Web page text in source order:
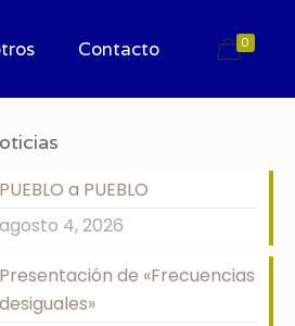
Contacto 0
PUEBLO a PUEBLO
agosto 4, 2026
Presentación de «Frecuencias
desiguales»